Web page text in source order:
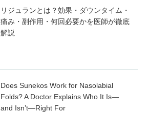
リジュランとは？効果・ダウンタイム・
痛み・副作用・何回必要かを医師が徹底
解説
Does Sunekos Work for Nasolabial
Folds? A Doctor Explains Who It Is—
and Isn’t—Right For